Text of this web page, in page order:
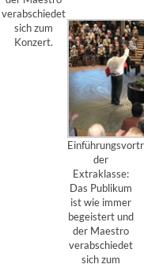
verabschiedet
sich zum
Konzert.
der
Extraklasse:
Das Publikum
ist wie immer
begeistert und
der Maestro
verabschiedet
sich zum